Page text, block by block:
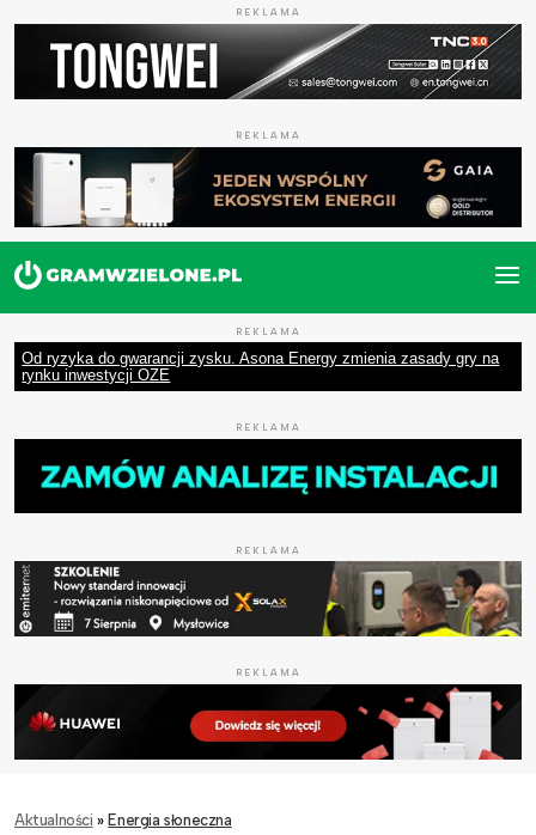
REKLAMA
REKLAMA
REKLAMA
Od ryzyka do gwarancji zysku. Asona Energy zmienia zasady gry na
rynku inwestycji OZE
REKLAMA
REKLAMA
REKLAMA
Aktualności » Energia słoneczna